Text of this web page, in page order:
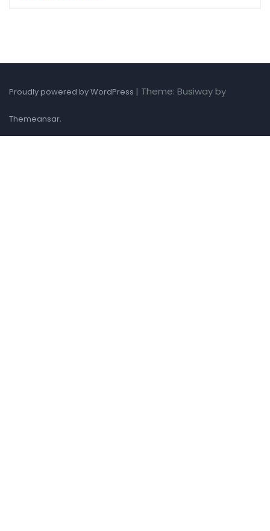
Proudly powered by WordPress | Theme: Busiway by
Themeansar.